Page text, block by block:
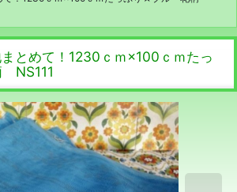
とめて！1230ｃｍ×100ｃｍたっ
NS111